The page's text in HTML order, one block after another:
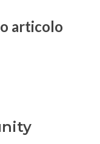
articolo